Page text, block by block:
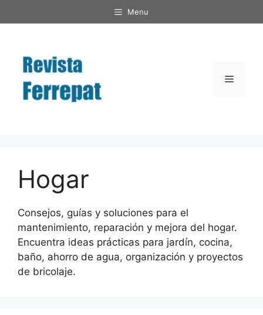
al
Menu
Menú
Hogar
Consejos, guías y soluciones para el
mantenimiento, reparación y mejora del hogar.
Encuentra ideas prácticas para jardín, cocina,
baño, ahorro de agua, organización y proyectos
de bricolaje.